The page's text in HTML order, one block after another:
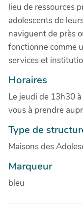
lieu de ressources
adolescents de
naviguent de près
fonctionne comme
services et
Horaires
Le jeudi de 13h30
vous à prendre
Type de
Maisons des
Marqueur
bleu